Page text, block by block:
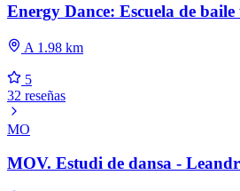
Energy Dance: Escuela de
A 1.98 km
5
32 reseñas
MO
MOV. Estudi de dansa -